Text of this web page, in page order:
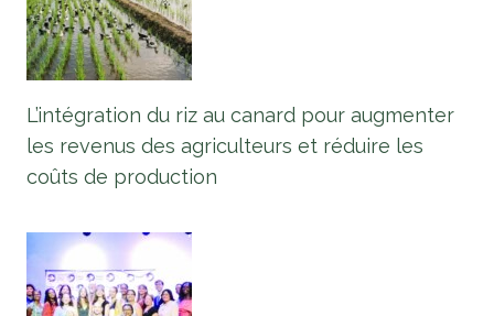
L’intégration du riz au canard pour augmenter
les revenus des agriculteurs et réduire les
coûts de production